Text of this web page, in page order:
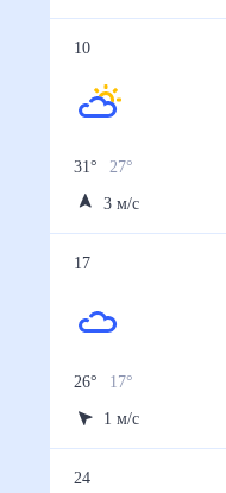
10
31° 27°
3 м/с
17
26° 17°
1 м/с
24